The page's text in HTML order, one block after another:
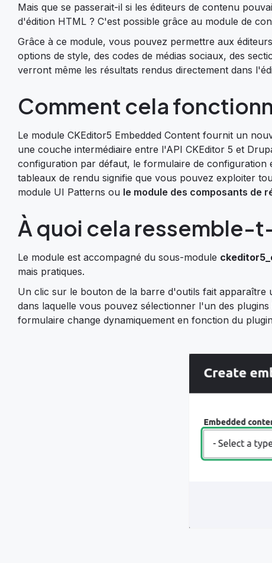
Mais que se passerait-il si les éditeurs de contenu
d'édition HTML ? C'est possible grâce au module de
Grâce à ce module, vous pouvez permettre aux
options de style, des codes de médias sociaux, des
verront même les résultats rendus directement dans
Comment cela
Le module CKEditor5 Embedded Content fournit un
une couche intermédiaire entre l'API CKEditor 5 et
configuration par défaut, le formulaire de configuration
tableaux de rendu signifie que vous pouvez exploiter
module UI Patterns ou le module des composants de
À quoi cela ressemble-
Le module est accompagné du sous-module
mais pratiques.
Un clic sur le bouton de la barre d'outils fait apparaître
dans laquelle vous pouvez sélectionner l'un des
formulaire change dynamiquement en fonction du